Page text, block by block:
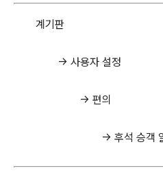
계기판
→ 사용자 설정
→ 편의
→ 후석 승객